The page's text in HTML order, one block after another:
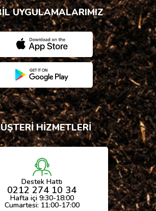
UYGULAMALARIMIZ
HİZMETLERİ
Destek Hattı
0212 274 10 34
Hafta içi 9:30-18:00
Cumartesi: 11:00-17:00